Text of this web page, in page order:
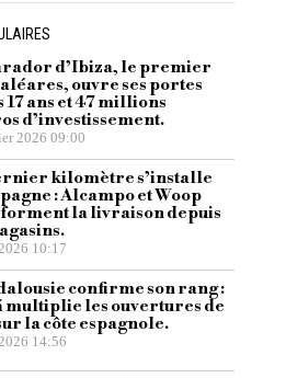
d’Ibiza, le premier
ouvre ses portes
17 ans et 47 millions
d’investissement.
2026 09:00
kilomètre s’installe
: Alcampo et Woop
la livraison depuis
10:17
confirme son rang :
multiplie les ouvertures de
la côte espagnole.
14:56